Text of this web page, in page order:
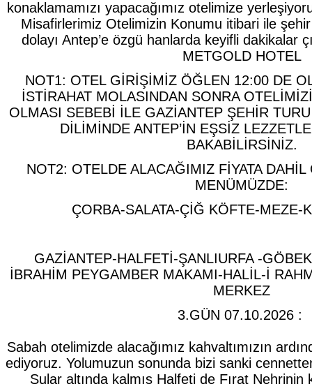
konaklamamızı yapacağımız otelimize
Misafirlerimiz Otelimizin Konumu itibari ile
dolayı Antep’e özgü hanlarda keyifli dakikalar
METGOLD HOTEL
NOT1: OTEL GİRİŞİMİZ ÖĞLEN 12:00 DE
İSTİRAHAT MOLASINDAN SONRA
OLMASI SEBEBİ İLE GAZİANTEP ŞEHİR
DİLİMİNDE ANTEP’İN EŞSİZ
BAKABİLİRSİNİZ.
NOT2: OTELDE ALACAĞIMIZ FİYATA
MENÜMÜZDE:
ÇORBA-SALATA-ÇİĞ KÖFTE-MEZE-
GAZİANTEP-HALFETİ-ŞANLIURFA -
İBRAHİM PEYGAMBER MAKAMI-HALİL-İ
MERKEZ
3.GÜN 07.10.2026 :
Sabah otelimizde alacağımız kahvaltımızın
ediyoruz. Yolumuzun sonunda bizi sanki
Sular altında kalmış Halfeti de Fırat Nehrinin